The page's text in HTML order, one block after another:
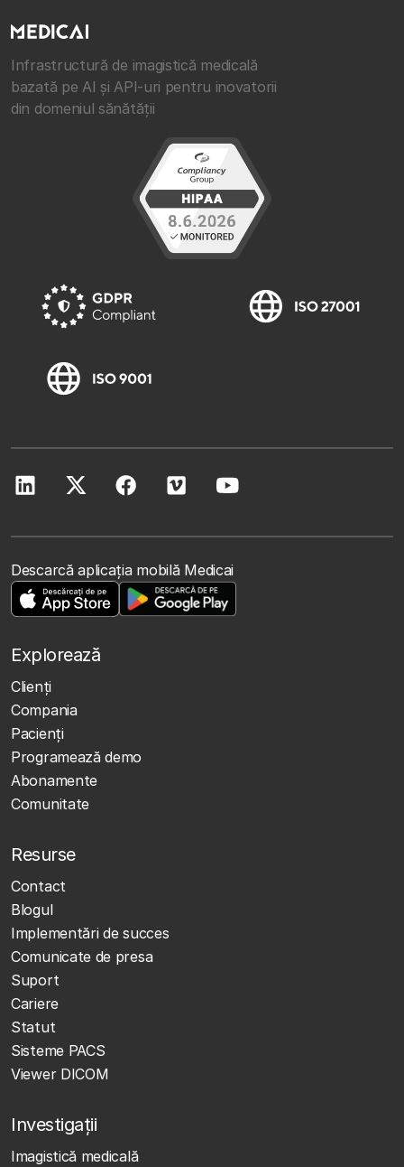
Infrastructură de imagistică medicală
bazată pe AI și API-uri pentru inovatorii
din domeniul sănătății
Descarcă aplicația mobilă Medicai
Explorează
Clienţi
Compania
Pacienți
Programează demo
Abonamente
Comunitate
Resurse
Contact
Blogul
Implementări de succes
Comunicate de presa
Suport
Cariere
Statut
Sisteme PACS
Viewer DICOM
Investigații
Imagistică medicală